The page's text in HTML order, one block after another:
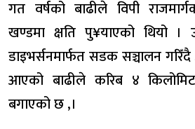
गत वर्षको बाढीले विपी
खण्डमा क्षति पु¥याएको थियो ।
डाइभर्सनमार्फत सडक सञ्चालन
आएको बाढीले करिब ४
बगाएको छ ,।